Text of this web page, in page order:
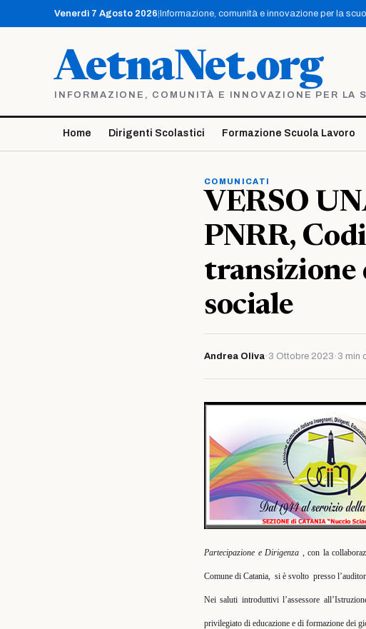
contenuto
Venerdì 7 Agosto 2026 Informazione, comunità e innovazione per la
AetnaNet.org
INFORMAZIONE, COMUNITÀ E INNOVAZIONE PER
Home Dirigenti Scolastici Formazione Scuola Lavoro
COMUNICATI
VERSO
PNRR,
transizione
sociale
Andrea Oliva· 3 Ottobre 2023 · 3 min
Partecipazione e Dirigenza , con la
Comune di Catania, si è svolto presso
Nei saluti introduttivi l’assessore
privilegiato di educazione e di formazione dei